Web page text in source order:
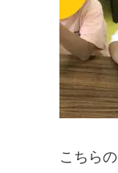
こちら